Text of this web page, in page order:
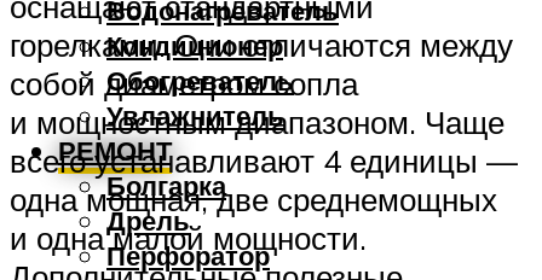
Водонагреватель
Кондиционер
Обогреватель
Увлажнитель
РЕМОНТ
Болгарка
Дрель
Перфоратор
горелками. Они отличаются между
собой диаметром сопла
и мощностным диапазоном. Чаще
всего устанавливают 4 единицы —
одна мощная, две среднемощных
и одна малой мощности.